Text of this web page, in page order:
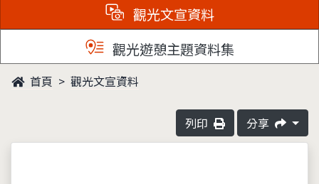
觀光文宣資料
觀光遊憩主題資料集
首頁 觀光文宣資料
列印 分享